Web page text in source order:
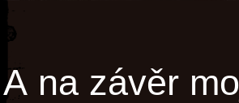
A na závěr